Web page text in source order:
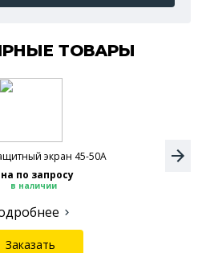
ТОВАРЫ
экран 45-50А
по запросу
в наличии
Заказать